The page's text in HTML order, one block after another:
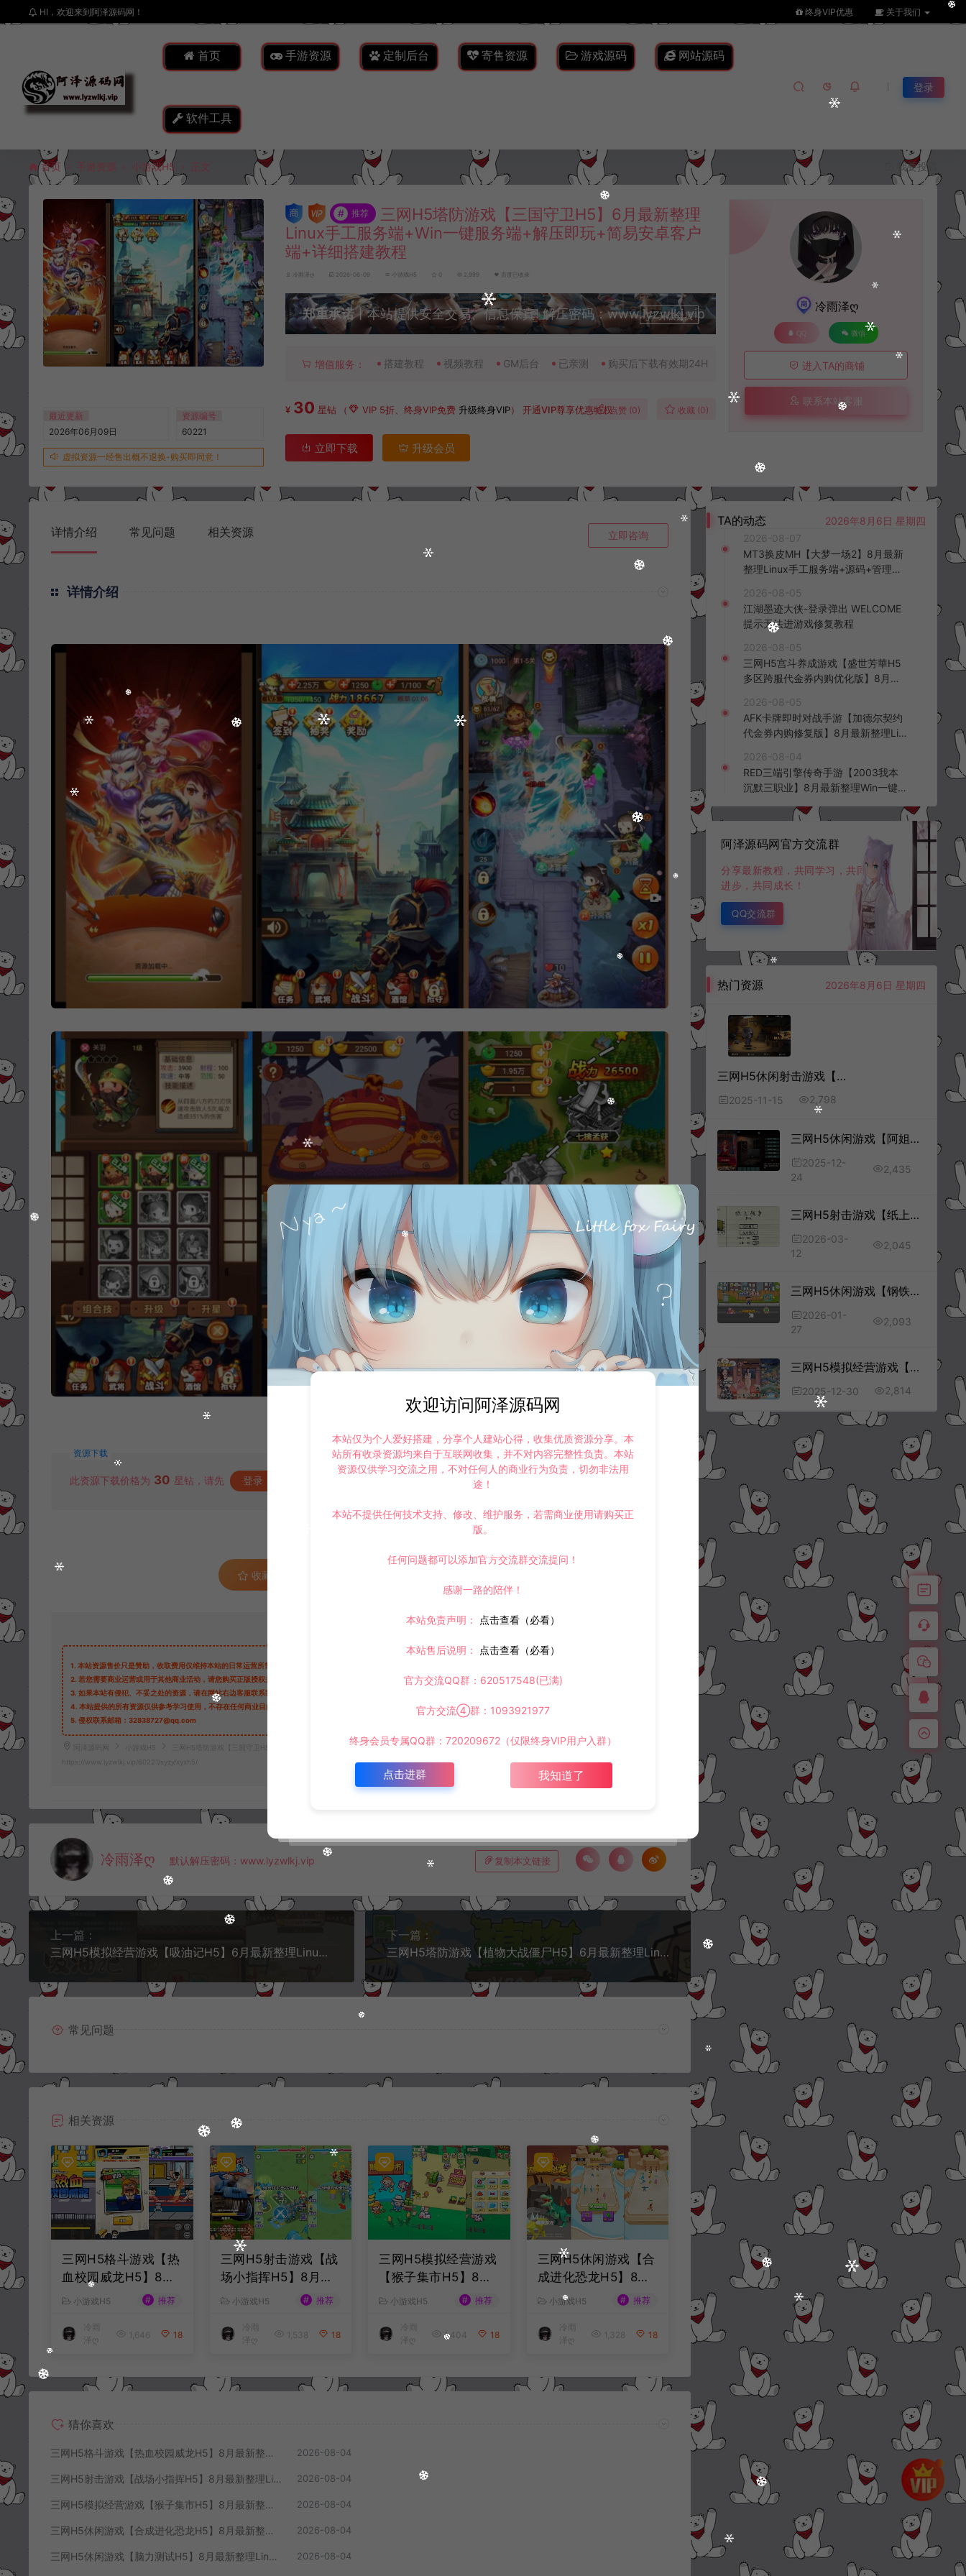
HI，欢迎来到阿泽源码网！ 终身VIP优惠 关于我们
首页 手游资源 定制后台 寄售资源 游戏源码 网站源码
软件工具
登录
首页 手游资源 小游戏H5 正文 我要投稿
最近更新
2026年06月09日
资源编号
60221
虚拟资源一经售出概不退换-购买即同意！
# 推荐
三网H5塔防游戏【三国守卫H5】6月最新整理
Linux手工服务端+Win一键服务端+解压即玩+简易安卓客户
端+详细搭建教程
冷雨泽ღ 2026-06-09 小游戏H5 0 2,999 百度已收录
郑重承诺丨本站提供安全交易、信息保真! 解压密码：www.lyzwlkj.vip
升级会员
增值服务： 搭建教程 视频教程 GM后台 已亲测 购买后下载有效期24H
¥ 30 星钻 （ VIP 5折、终身VIP免费 升级终身VIP）开通VIP尊享优惠特权点赞 (0) 收藏 (0)
立即下载 升级会员
冷雨泽ღ
QQ 微信
进入TA的商铺
联系本站客服
详情介绍 常见问题 相关资源 立即咨询
详情介绍
资源下载
此资源下载价格为 30 星钻，请先 登录
收藏 (0)
1. 本站资源售价只是赞助，收取费用仅维持本站的日常运营所需。
2. 若您需要商业运营或用于其他商业活动，请您购买正版授权并合法使用。
3. 如果本站有侵犯、不妥之处的资源，请在网站右边客服联系我们。将会第一时间解决！
4. 本站提供的所有资源仅供参考学习使用，不存在任何商业目的与商业用途，请大家不要用于商用！
5. 侵权联系邮箱：32838727@qq.com
阿泽源码网 小游戏H5
三网H5塔防游戏【三国守卫H5】6月最新整理Linux手工服务端+Win一键服务端+解压即玩+简易安卓客户端+详细搭建教程
https://www.lyzwlkj.vip/60221/syzy/xyxh5/
冷雨泽ღ 默认解压密码：www.lyzwlkj.vip 复制本文链接
上一篇：
三网H5模拟经营游戏【吸油记H5】6月最新整理Linux手工服务端+Win一键服务端+解压即玩+简易安卓客户端+详细搭建教程
下一篇：
三网H5塔防游戏【植物大战僵尸H5】6月最新整理Linux手工服务端+Win一键服务端+解压即玩+简易安卓客户端+详细搭建教程
常见问题
相关资源
三网H5格斗游戏【热
血校园威龙H5】8月
最新整理Linux手工
端+解压即玩+简易安
小游戏H5 # 推荐
泽ღ
1,646 18
三网H5射击游戏【战
场小指挥H5】8月最
新整理Linux手工服
+解压即玩+简易安卓
小游戏H5 # 推荐
泽ღ
1,538 18
三网H5模拟经营游戏
【猴子集市H5】8月
最新整理Linux手工
端+解压即玩+简易安
小游戏H5 # 推荐
泽ღ
1,404 18
三网H5休闲游戏【合
成进化恐龙H5】8月
最新整理Linux手工
端+解压即玩+简易安
小游戏H5 # 推荐
泽ღ
1,328 18
猜你喜欢
三网H5格斗游戏【热血校园威龙H5】8月最新整理Linux手工服务端+Win一键服务端+解压即玩+简易安卓客户端+详细搭建教程 2026-08-04
三网H5射击游戏【战场小指挥H5】8月最新整理Linux手工服务端+Win一键服务端+解压即玩+简易安卓客户端+详细搭建教程 2026-08-04
三网H5模拟经营游戏【猴子集市H5】8月最新整理Linux手工服务端+Win一键服务端+解压即玩+简易安卓客户端+详细搭建教程 2026-08-04
三网H5休闲游戏【合成进化恐龙H5】8月最新整理Linux手工服务端+Win一键服务端+解压即玩+简易安卓客户端+详细搭建教程 2026-08-04
三网H5休闲游戏【脑力测试H5】8月最新整理Linux手工服务端+Win一键服务端+解压即玩+简易安卓客户端+详细搭建教程 2026-08-04
TA的动态
2026年8月6日 星期四
2026-08-07
MT3换皮MH【大梦一场2】8月最新
整理Linux手工服务端+源码+管理后
频教程
2026-08-05
江湖墨迹大侠-登录弹出 WELCOME
提示无法进游戏修复教程
2026-08-05
三网H5宫斗养成游戏【盛世芳華H5
多区跨服代金券内购优化版】8月最
台+全资源安卓+详细搭建教程+视频
教程
2026-08-05
AFK卡牌即时对战手游【加德尔契约
代金券内购修复版】8月最新整理Lin
K授权后台+安卓苹果双端+详细搭建
教程+视频教程
2026-08-04
RED三端引擎传奇手游【2003我本
沉默三职业】8月最新整理Win一键
阿泽源码网官方交流群
分享最新教程，共同学习，共同
进步，共同成长！
QQ交流群
热门资源 2026年8月6日 星期四
三网H5休闲射击游戏【全民吃鸡H5】11月最新整理Linux手工服务端+Win一键服务端+逆向前端源码+解压即玩+简易安卓客户端+详细搭建教程
2025-11-15 2,798
三网H5休闲游戏【阿姐鼓H5】12月最新整理Linux手工服务端+Win一键服务端+解压即玩+简易安卓客户端+详细搭建教程
2025-12-
24
2,435
三网H5射击游戏【纸上战争H5】3月最新整理Linux手工服务端+Win一键服务端+解压即玩+简易安卓客户端+详细搭建教程
2026-03-
12
2,045
三网H5休闲游戏【钢铁猪猪H5】1月最新整理Linux手工服务端+Win一键服务端+解压即玩+简易安卓客户端+详细搭建教程
2026-01-
27
2,093
三网H5模拟经营游戏【白手起家模拟器H5】12月最新整理Linux手工服务端+Win一键服务端+解压即玩+简易安卓客户端+详细搭建教程
2025-12-30 2,814
欢迎访问阿泽源码网
本站仅为个人爱好搭建，分享个人建站心得，收集优质资源分享。本
站所有收录资源均来自于互联网收集，并不对内容完整性负责。本站
资源仅供学习交流之用，不对任何人的商业行为负责，切勿非法用
途！
本站不提供任何技术支持、修改、维护服务，若需商业使用请购买正
版。
任何问题都可以添加官方交流群交流提问！
感谢一路的陪伴！
本站免责声明： 点击查看（必看）
本站售后说明： 点击查看（必看）
官方交流QQ群：620517548(已满)
官方交流④群：1093921977
终身会员专属QQ群：720209672（仅限终身VIP用户入群）
点击进群 我知道了